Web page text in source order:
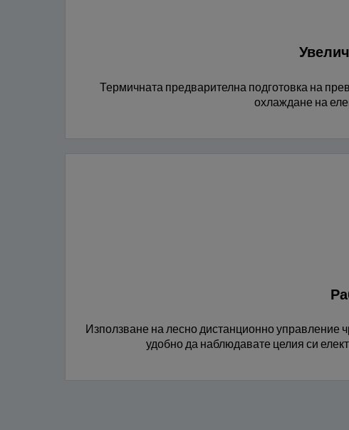
Термичната предварителна подготовка на
охлаждане на
Използване на лесно дистанционно управление
удобно да наблюдавате целия си